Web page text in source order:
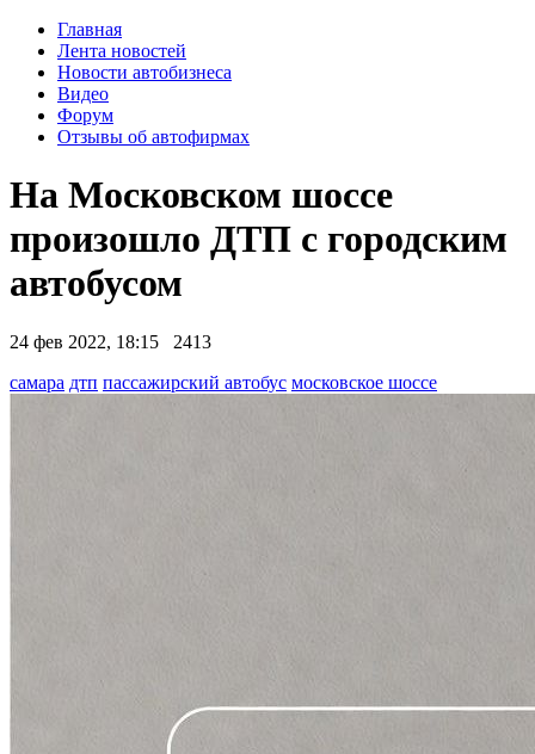
Главная
Лента новостей
Новости автобизнеса
Видео
Форум
Отзывы об автофирмах
На Московском шоссе
произошло ДТП с городским
автобусом
24 фев 2022, 18:15
2413
самара дтп пассажирский автобус московское шоссе